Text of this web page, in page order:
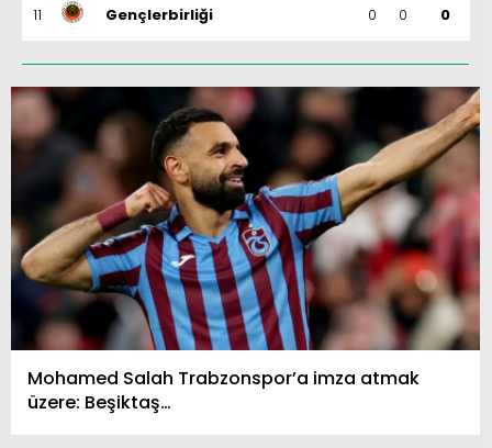
11 Gençlerbirliği 0 0 0
12 Göztepe 0 0 0
13 Başakşehir
14 Kasımpaşa 0
0
Kocaelispor 0 0
0
Konyaspor 0
0
17
Samsunspor 0
0
18
Trabzonspor 0 0 0
Mohamed Salah Trabzonspor’a imza atmak
üzere: Beşiktaş…